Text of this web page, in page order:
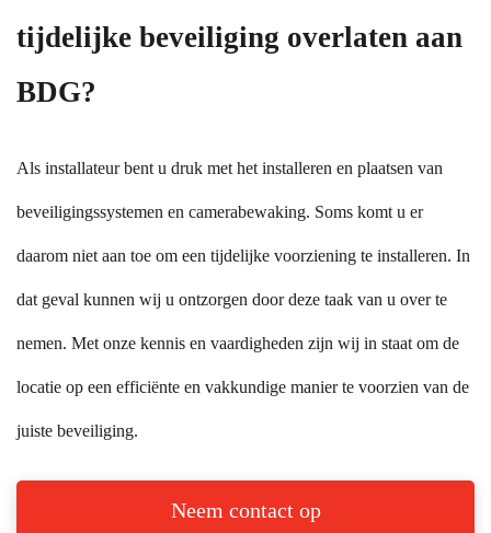
tijdelijke beveiliging overlaten aan
BDG?
Als installateur bent u druk met het installeren en plaatsen van
beveiligingssystemen en camerabewaking. Soms komt u er
daarom niet aan toe om een tijdelijke voorziening te installeren. In
dat geval kunnen wij u ontzorgen door deze taak van u over te
nemen. Met onze kennis en vaardigheden zijn wij in staat om de
locatie op een efficiënte en vakkundige manier te voorzien van de
juiste beveiliging.
Neem contact op